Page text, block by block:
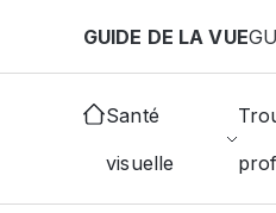
GUIDE DE LA VUE
Santé
visuelle
Accueil Choisir